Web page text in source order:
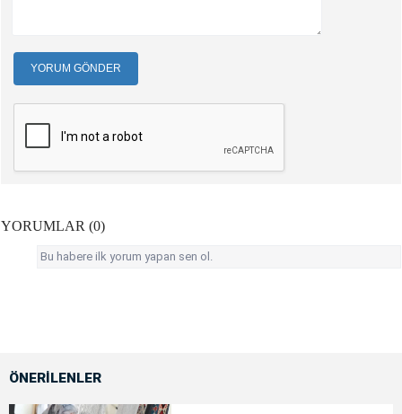
YORUM GÖNDER
YORUMLAR (0)
Bu habere ilk yorum yapan sen ol.
ÖNERİLENLER